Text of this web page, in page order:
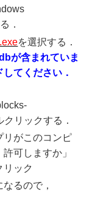
．
を選択する．
が含まれていま
てください．
リックする．
リがこのコンピ
可しますか」
リック
るので，